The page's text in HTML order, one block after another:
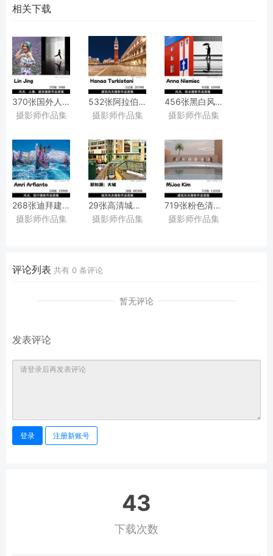
相关下载
370张国外人像肖像、
建筑、风光、
摄影师Lin
Jing作品集图片素材
摄影师作品集
532张阿拉伯国家城市建筑风光摄影作品图集欣
沙特阿拉伯摄影师Hanaa
摄影师作品集
456张黑白风光、
城市光影街景街头摄影作品
Niemiec作品集图片素材
摄影师作品集
268张迪拜建筑风光旅行摄影作品图集欣赏，
印度尼西亚摄影师Amri
摄影师作品集
29张高清城市建筑风光
《大城》
摄影师作品集
719张粉色清新彩色建筑风
韩国摄影师Mijoo
摄影师作品集
评论列表 共有 0 条评论
暂无评论
发表评论
登录 注册新账号
43
下载次数